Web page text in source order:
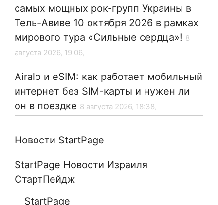
самых мощных рок-групп Украины в
Тель-Авиве 10 октября 2026 в рамках
мирового тура «Сильные сердца»! 8
августа 2026, 19:06,
Airalo и eSIM: как работает мобильный
интернет без SIM-карты и нужен ли
он в поездке 8 августа 2026, 18:38,
Новости StartPage
StartPage Новости Израиля
СтартПейдж
StartPage